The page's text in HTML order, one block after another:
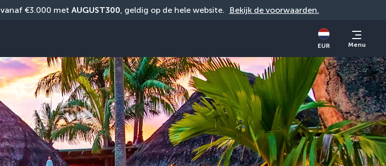
vanaf €3.000 met AUGUST300, geldig op de hele website. Bekijk de voorwaarden.
EUR Menu